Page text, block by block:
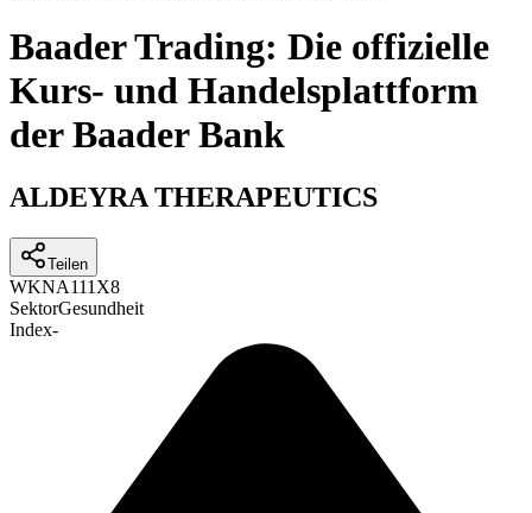
Baader Trading: Die offizielle
Kurs- und Handelsplattform
der Baader Bank
ALDEYRA THERAPEUTICS
Teilen
WKNA111X8
SektorGesundheit
Index-